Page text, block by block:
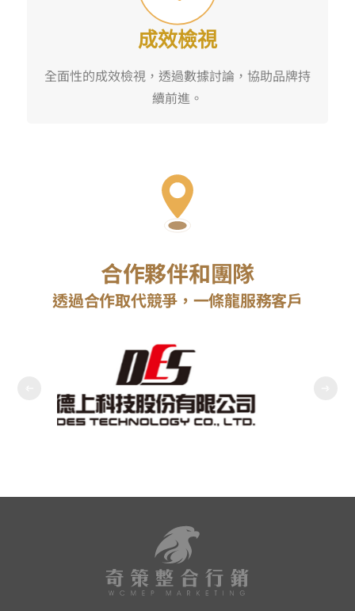
成效檢視
全面性的成效檢視，透過數據討論，協助品牌持
續前進。
合作夥伴和團隊
透過合作取代競爭，一條龍服務客戶